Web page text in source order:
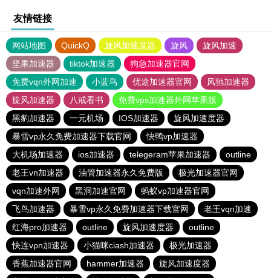
友情链接
网站地图 QuickQ 旋风加速度器 旋风
旋风加速
坚果加速器
tiktok加速器
狗急加速器官网
免费vqn外网加速
小蓝鸟 优途加速器官网
风驰加速器
旋风加速器
八戒看书
免费vps加速器外网苹果版
黑豹加速器
一元机场 IOS加速器
旋风加速度器
暴雪vp永久免费加速器下载官网
快鸭vp加速器
大机场加速器
ios加速器 telegeram苹果加速器
outline
老王vn加速器
油管加速器永久免费版
极光加速器官网
vqn加速外网
黑洞加速官网
蚂蚁vp加速器官网
飞鸟加速器
暴雪vp永久免费加速器下载官网
老王vqn加速
红海pro加速器
outline 旋风加速度器
outline
快连vρn加速器
小猫咪ciash加速器
极光加速器
香蕉加速器官网
hammer加速器
旋风加速度器